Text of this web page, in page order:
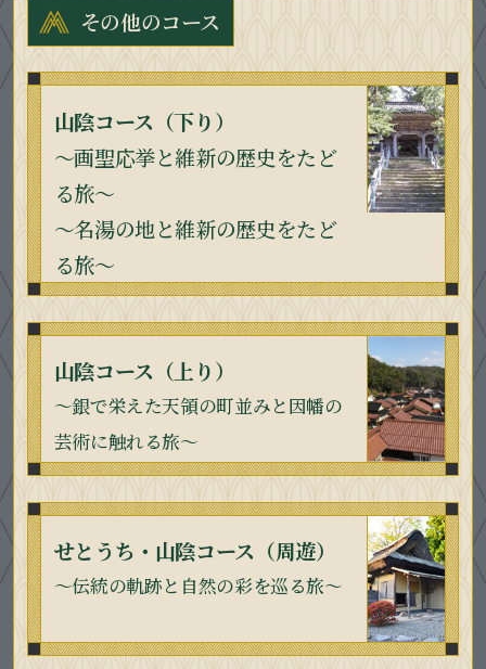
その他のコース
山陰コース（下り）
～画聖応挙と維新の歴史をたど
る旅～
～名湯の地と維新の歴史をたど
る旅～
山陰コース（上り）
～銀で栄えた天領の町並みと因幡の
芸術に触れる旅～
せとうち・山陰コース（周遊）
～伝統の軌跡と自然の彩を巡る旅〜